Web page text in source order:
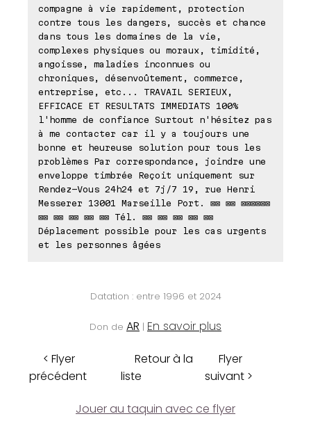
compagne à vie rapidement, protection
contre tous les dangers, succès et chance
dans tous les domaines de la vie,
complexes physiques ou moraux, timidité,
angoisse, maladies inconnues ou
chroniques, désenvoûtement, commerce,
entreprise, etc... TRAVAIL SERIEUX,
EFFICACE ET RESULTATS IMMEDIATS 100%
l'homme de confiance Surtout n'hésitez pas
à me contacter car il y a toujours une
bonne et heureuse solution pour tous les
problèmes Par correspondance, joindre une
enveloppe timbrée Reçoit uniquement sur
Rendez-Vous 24h24 et 7j/7 19, rue Henri
Messerer 13001 Marseille Port. ⊠⊠ ⊠⊠ ⊠⊠⊠⊠⊠⊠
⊠⊠ ⊠⊠ ⊠⊠ ⊠⊠ ⊠⊠ Tél. ⊠⊠ ⊠⊠ ⊠⊠ ⊠⊠ ⊠⊠
Déplacement possible pour les cas urgents
et les personnes âgées
Datation : entre 1996 et 2024
Don de AR | En savoir plus
< Flyer
précédent
Retour à la
liste
Flyer
suivant >
Jouer au taquin avec ce flyer